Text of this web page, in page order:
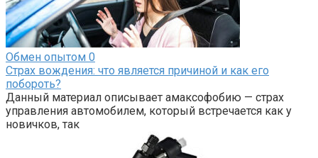
Обмен опытом 0
Страх вождения: что является причиной и как его
побороть?
Данный материал описывает амаксофобию — страх
управления автомобилем, который встречается как у
новичков, так